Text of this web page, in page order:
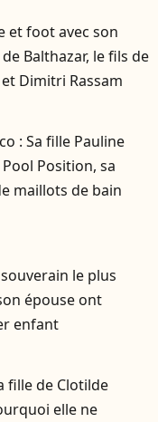
et foot avec son
Balthazar, le fils de
Dimitri Rassam
: Sa fille Pauline
Position, sa
maillots de bain
le plus
épouse ont
enfant
fille de Clotilde
elle ne